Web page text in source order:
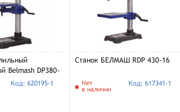
Belmash DP380-
Код: 620195-1
Станок БЕЛМАШ RDP 430-16
Нет
в наличии
Код: 617341-1